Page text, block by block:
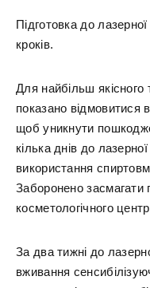
Підготовка до лазерної
кроків.
Для найбільш якісного
показано відмовитися
щоб уникнути
кілька днів до
використання
Заборонено засмагати
косметологічного
За два тижні до
вживання